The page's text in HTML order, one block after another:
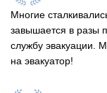
Многие
завышается в разы
службу эвакуации.
на эвакуатор!